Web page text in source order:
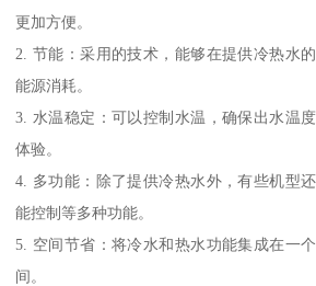
更加方便。
2. 节能：采用的技术，能够在提供冷热水
能源消耗。
3. 水温稳定：可以控制水温，确保出水温
体验。
4. 多功能：除了提供冷热水外，有些机型
能控制等多种功能。
5. 空间节省：将冷水和热水功能集成在一
间。